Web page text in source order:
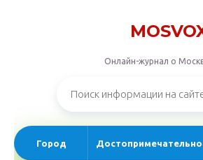
Онлайн-журнал о
Город